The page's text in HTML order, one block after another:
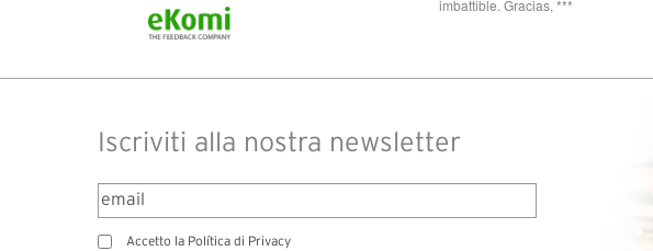
Iscriviti alla nostra newsletter
Accetto la Política di Privacy